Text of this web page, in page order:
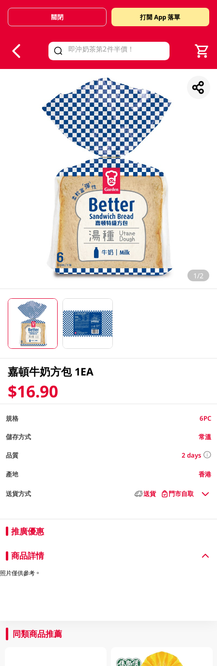
Valid Until 30 June 2026
關閉 打開 App 落單
1/2
嘉頓牛奶方包 1EA
$16.90
規格 6PC
儲存方式 常溫
品質 2 days
產地 香港
送貨方式 送貨 門市自取
推廣優惠
商品詳情
照片僅供參考。
同類商品推薦